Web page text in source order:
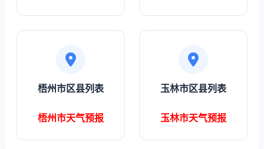
梧州市区县列表
梧州市天气预报
玉林市区县列表
玉林市天气预报